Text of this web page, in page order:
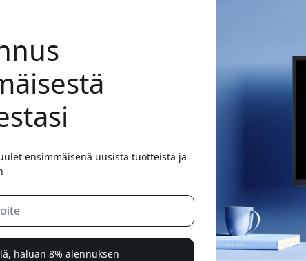
ensimmäisenä uusista tuotteista ja
haluan 8% alennuksen
Käytä